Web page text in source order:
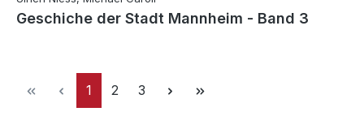
Geschiche der Stadt Mannheim - Band 3
Seite
1 Seite
2 Seite
3